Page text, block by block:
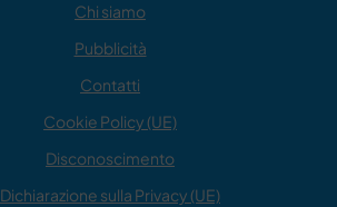
Chi siamo
Pubblicità
Contatti
Cookie Policy (UE)
Disconoscimento
Dichiarazione sulla Privacy (UE)